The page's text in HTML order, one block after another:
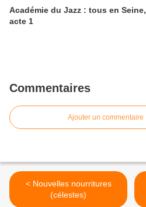
Académie du Jazz : tous en Seine,
acte 1
Commentaires
Ajouter un commentaire
< Nouvelles nourritures
(célestes)